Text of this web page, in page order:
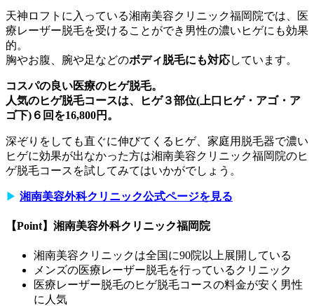
天神ロフトに入っている湘南美容クリニック福岡院では、医
療レーザー脱毛を受けることができ男性の濃いヒゲにも効果
的。
胸やお腹、腕や足などのボディ脱毛にも対応しています。
コスパの良い医療のヒゲ脱毛。
人気のヒゲ脱毛コースは、ヒゲ３部位(上口ヒゲ・アゴ・ア
ゴ下)６回を16,800円。
深ぞりをしても直ぐに伸びてくるヒゲ、家庭用脱毛器で濃い
ヒゲに効果が出なかった方は湘南美容クリニック福岡院のヒ
ゲ脱毛コースを試してみてはいかがでしょう。
▶︎ 湘南美容外科クリニック公式ページを見る
【Point】湘南美容外科クリニック福岡院
湘南美容クリニックは全国に90院以上展開している
メンズの医療レーザー脱毛を行っているクリニック
医療レーザー脱毛のヒゲ脱毛コースの料金が安く男性
に人気